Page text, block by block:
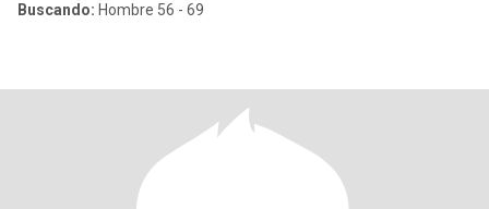
Buscando: Hombre 56 - 69